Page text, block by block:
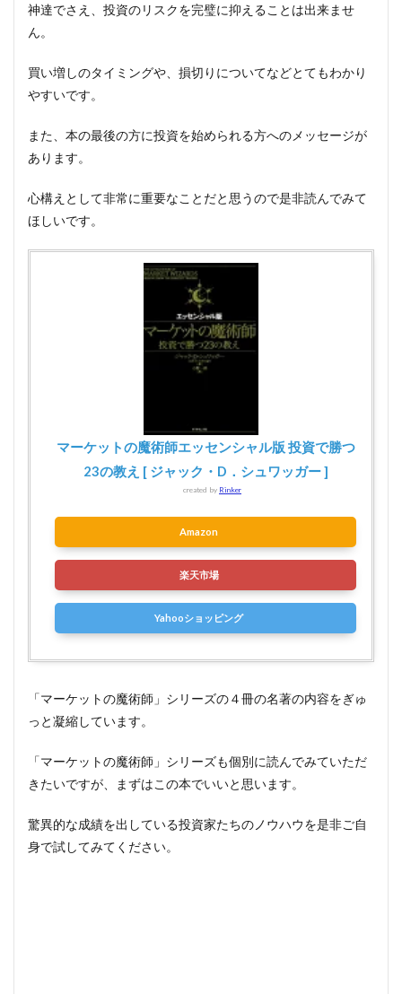
神達でさえ、投資のリスクを完璧に抑えることは出来ませ
ん。
買い増しのタイミングや、損切りについてなどとてもわかり
やすいです。
また、本の最後の方に投資を始められる方へのメッセージが
あります。
心構えとして非常に重要なことだと思うので是非読んでみて
ほしいです。
マーケットの魔術師エッセンシャル版 投資で勝つ
23の教え [ ジャック・D．シュワッガー ]
created by Rinker
Amazon
楽天市場
Yahooショッピング
「マーケットの魔術師」シリーズの４冊の名著の内容をぎゅ
っと凝縮しています。
「マーケットの魔術師」シリーズも個別に読んでみていただ
きたいですが、まずはこの本でいいと思います。
驚異的な成績を出している投資家たちのノウハウを是非ご自
身で試してみてください。